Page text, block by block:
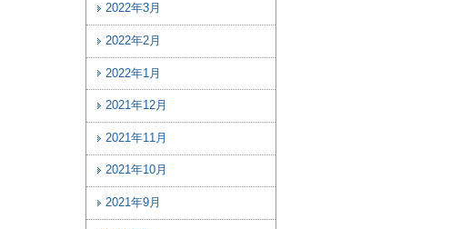
2022年3月
2022年2月
2022年1月
2021年12月
2021年11月
2021年10月
2021年9月